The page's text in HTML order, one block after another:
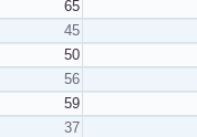
65
45
50
56
59
37